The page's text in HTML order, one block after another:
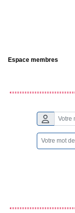
Espace membres